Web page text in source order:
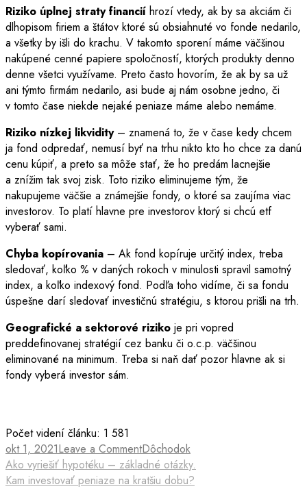
Riziko úplnej straty financií hrozí vtedy, ak by sa akciám či
dlhopisom firiem a štátov ktoré sú obsiahnuté vo fonde nedarilo,
a všetky by išli do krachu. V takomto sporení máme väčšinou
nakúpené cenné papiere spoločností, ktorých produkty denno
denne všetci využívame. Preto často hovorím, že ak by sa už
ani týmto firmám nedarilo, asi bude aj nám osobne jedno, či
v tomto čase niekde nejaké peniaze máme alebo nemáme.
Riziko nízkej likvidity– znamená to, že v čase kedy chcem
ja fond odpredať, nemusí byť na trhu nikto kto ho chce za danú
cenu kúpiť, a preto sa môže stať, že ho predám lacnejšie
a znížim tak svoj zisk. Toto riziko eliminujeme tým, že
nakupujeme väčšie a známejšie fondy, o ktoré sa zaujíma viac
investorov. To platí hlavne pre investorov ktorý si chcú etf
vyberať sami.
Chyba kopírovania – Ak fond kopíruje určitý index, treba
sledovať, koľko % v daných rokoch v minulosti spravil samotný
index, a koľko indexový fond. Podľa toho vidíme, či sa fondu
úspešne darí sledovať investičnú stratégiu, s ktorou prišli na trh.
Geografické a sektorové riziko je pri vopred
preddefinovanej stratégií cez banku či o.c.p. väčšinou
eliminované na minimum. Treba si naň dať pozor hlavne ak si
fondy vyberá investor sám.
Počet videní článku: 1 581
okt 1, 2021Leave a CommentDôchodok
Ako vyriešiť hypotéku – základné otázky.
Kam investovať peniaze na kratšiu dobu?